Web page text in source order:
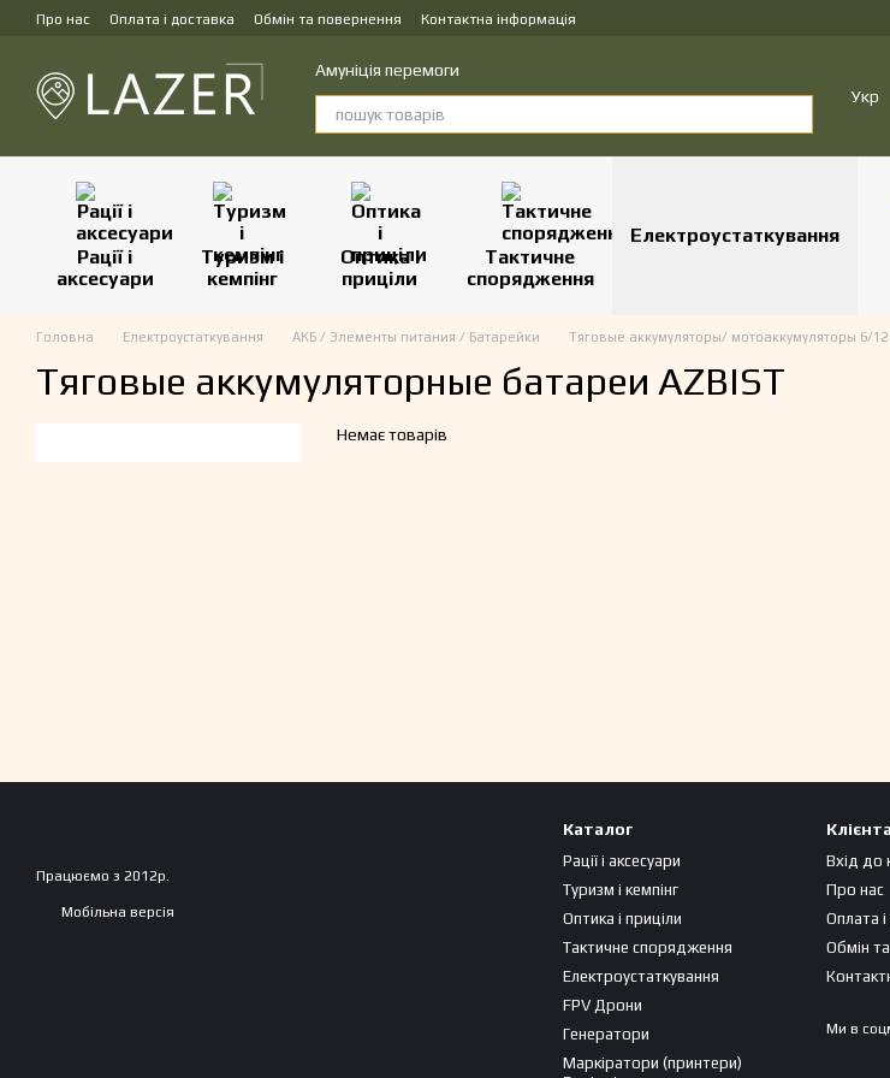
Перейти до основного контенту
Про нас Оплата і доставка Обмін та повернення Контактна інформація
Амуніція перемоги
Укр
Рації і
аксесуари
Туризм і
кемпінг
Оптика і
приціли
Тактичне
спорядження
Електроустаткування
Головна Електроустаткування АКБ / Элементы питания / Батарейки Тяговые аккумуляторы/ мотоаккумуляторы 6/12
Тяговые аккумуляторные батареи AZBIST
Немає товарів
Працюємо з 2012р.
Мобільна версія
Каталог
Рації і аксесуари
Туризм і кемпінг
Оптика і приціли
Тактичне спорядження
Електроустаткування
FPV Дрони
Генератори
Маркіратори (принтери)
Вхід до
Про нас
Оплата
Обмін
Ми в